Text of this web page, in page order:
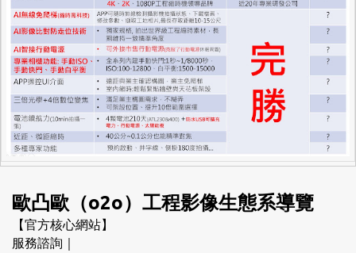
歐凸歐（o2o）工程影像生態系導覽
【官方核心網站】